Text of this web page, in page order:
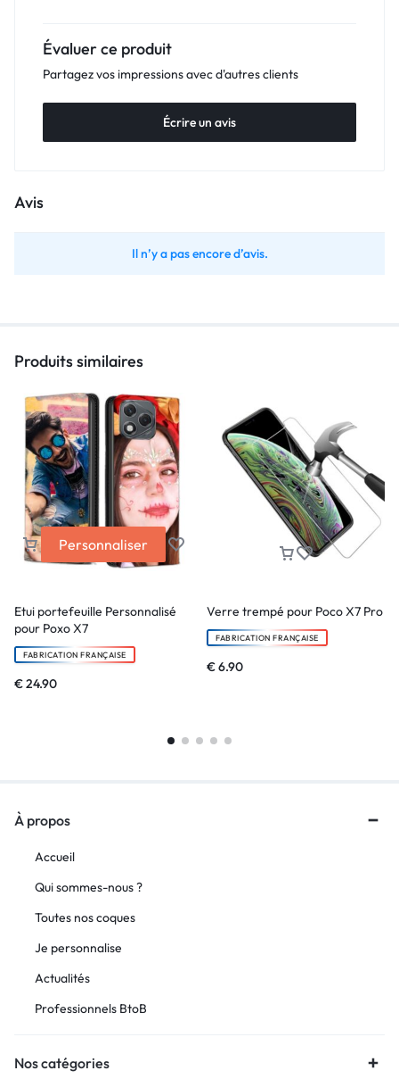
Évaluer ce produit
Partagez vos impressions avec d'autres clients
Écrire un avis
Avis
Il n’y a pas encore d’avis.
Produits similaires
Personnaliser
Etui portefeuille Personnalisé
pour Poxo X7
FABRICATION FRANÇAISE
€24.90
Verre trempé pour Poco X7 Pro
FABRICATION FRANÇAISE
€6.90
À propos
Accueil
Qui sommes-nous ?
Toutes nos coques
Je personnalise
Actualités
Professionnels BtoB
Nos catégories